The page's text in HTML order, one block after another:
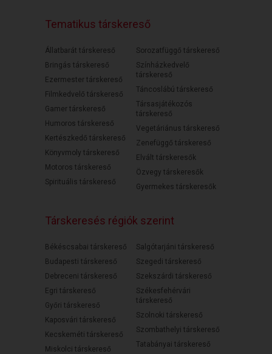
Tematikus társkereső
Állatbarát társkereső
Bringás társkereső
Ezermester társkereső
Filmkedvelő társkereső
Gamer társkereső
Humoros társkereső
Kertészkedő társkereső
Könyvmoly társkereső
Motoros társkereső
Spirituális társkereső
Sorozatfüggő társkereső
Színházkedvelő
társkereső
Táncoslábú társkereső
Társasjátékozós
társkereső
Vegetáriánus társkereső
Zenefüggő társkereső
Elvált társkeresők
Özvegy társkeresők
Gyermekes társkeresők
Társkeresés régiók szerint
Békéscsabai társkereső
Budapesti társkereső
Debreceni társkereső
Egri társkereső
Győri társkereső
Kaposvári társkereső
Kecskeméti társkereső
Miskolci társkereső
Salgótarjáni társkereső
Szegedi társkereső
Szekszárdi társkereső
Székesfehérvári
társkereső
Szolnoki társkereső
Szombathelyi társkereső
Tatabányai társkereső